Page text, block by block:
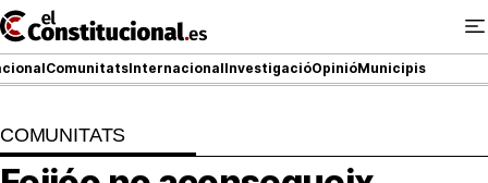
Ir
al
contenido
ComunitatsInternacionalInvestigacióOpinióMunicipis
NACIONAL
COMUNITATS